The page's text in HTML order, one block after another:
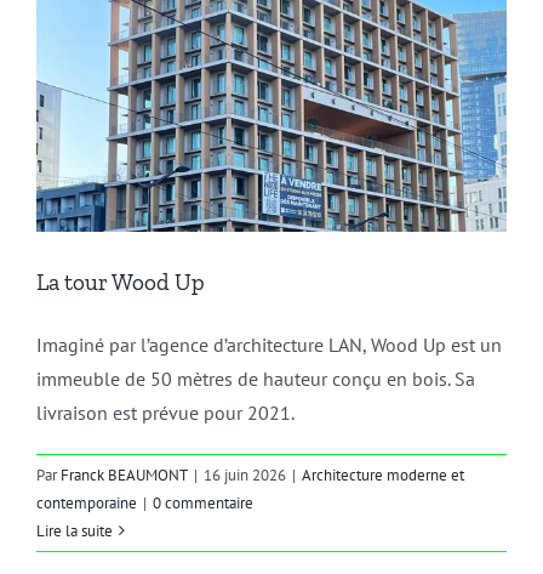
La tour Wood Up
Imaginé par l’agence d’architecture LAN, Wood Up est un
immeuble de 50 mètres de hauteur conçu en bois. Sa
livraison est prévue pour 2021.
ParFranck BEAUMONT | 16 juin 2026 | Architecture moderne et
contemporaine | 0 commentaire
Lire la suite